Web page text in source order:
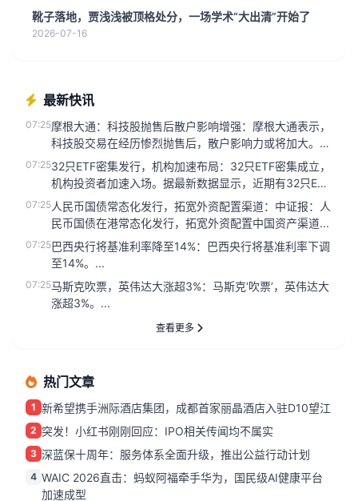
靴子落地，贾浅浅被顶格处分，一场学术“大出清”开始了
2026-07-16
最新快讯
07:25摩根大通：科技股抛售后散户影响增强：摩根大通表示，
科技股交易在经历惨烈抛售后，散户影响力或将加大。该
机构指出，随着市场波...
07:2532只ETF密集发行，机构加速布局：32只ETF密集成立，
机构投资者加速入场。据最新数据显示，近期有32只ETF
集中获批...
07:25人民币国债常态化发行，拓宽外资配置渠道：中证报：人
民币国债在港常态化发行，拓宽外资配置中国资产渠道...
07:25巴西央行将基准利率降至14%：巴西央行将基准利率下调
至14%。...
07:25马斯克吹票，英伟达大涨超3%：马斯克‘吹票’，英伟达大
涨超3%。...
查看更多
热门文章
1 新希望携手洲际酒店集团，成都首家丽晶酒店入驻D10望江
2 突发！小红书刚刚回应：IPO相关传闻均不属实
3 深蓝保十周年：服务体系全面升级，推出公益行动计划
4 WAIC 2026直击：蚂蚁阿福牵手华为，国民级AI健康平台
加速成型